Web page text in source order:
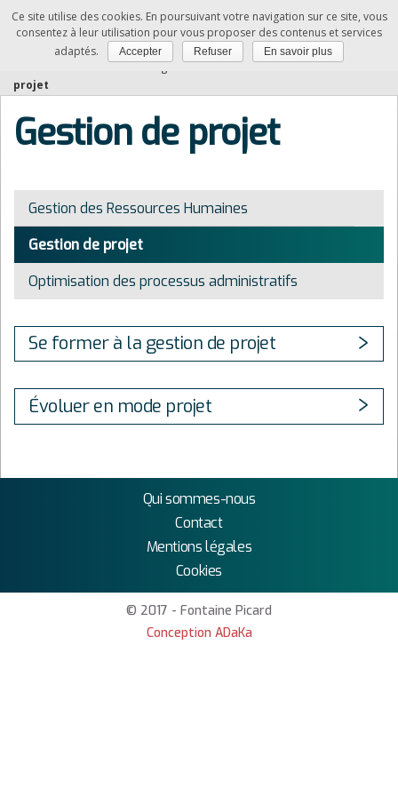
SAM
Accueil»La digitalisation des activités»Gestion de
projet
Gestion de projet
Gestion des Ressources Humaines
Gestion de projet
Optimisation des processus administratifs
Se former à la gestion de projet
Évoluer en mode projet
Qui sommes-nous
Contact
Mentions légales
Cookies
© 2017 - Fontaine Picard
Conception ADaKa
Ce site utilise des cookies. En poursuivant votre navigation sur ce site, vous
consentez à leur utilisation pour vous proposer des contenus et services
adaptés.
Accepter Refuser En savoir plus